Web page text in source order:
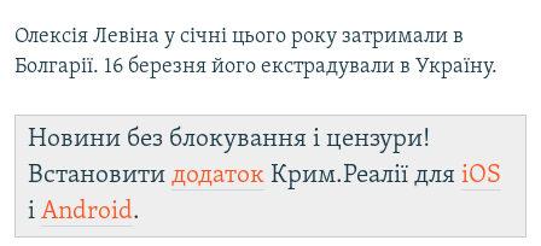
Олексія Левіна у січні цього року затримали в
Болгарії. 16 березня його екстрадували в Україну.
Новини без блокування і цензури!
Встановити додаток Крим.Реалії для iOS
і Android.